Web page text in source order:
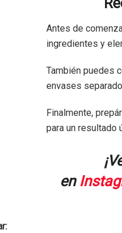
Antes de
ingredientes y
También puedes
envases
Finalmente,
para un resultado
en